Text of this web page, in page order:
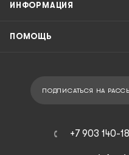
ИНФОРМАЦИЯ
ПОМОЩЬ
ПОДПИСАТЬСЯ НА
+7 903 140-